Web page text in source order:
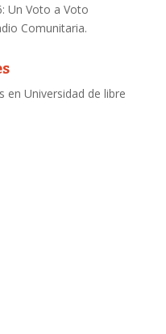
Un Voto a Voto
Comunitaria.
en Universidad de libre